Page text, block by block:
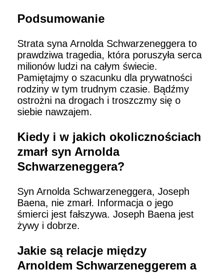
Podsumowanie
Strata syna Arnolda Schwarzeneggera to
prawdziwa tragedia, która poruszyła serca
milionów ludzi na całym świecie.
Pamiętajmy o szacunku dla prywatności
rodziny w tym trudnym czasie. Bądźmy
ostrożni na drogach i troszczmy się o
siebie nawzajem.
Kiedy i w jakich okolicznościach
zmarł syn Arnolda
Schwarzeneggera?
Syn Arnolda Schwarzeneggera, Joseph
Baena, nie zmarł. Informacja o jego
śmierci jest fałszywa. Joseph Baena jest
żywy i dobrze.
Jakie są relacje między
Arnoldem Schwarzeneggerem a